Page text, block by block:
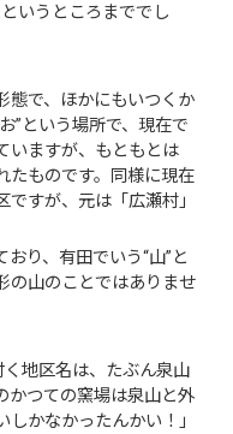
いうところまででし
態で、ほかにもいつくか
”という場所で、現在で
いますが、もともとは
たものです。同様に現在
すが、元は「広瀬村」
り、有田でいう“山”と
の山のことではありませ
く地区名は、たぶん泉山
かつての窯場は泉山と外
かなかったんかい！」